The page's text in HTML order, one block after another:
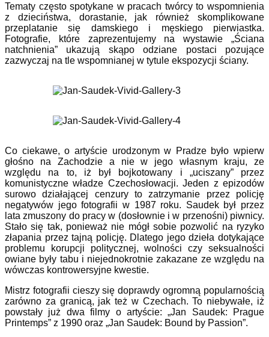
Tematy często spotykane w pracach twórcy to wspomnienia
z dzieciństwa, dorastanie, jak również skomplikowane
przeplatanie się damskiego i męskiego pierwiastka.
Fotografie, które zaprezentujemy na wystawie „Ściana
natchnienia” ukazują skąpo odziane postaci pozujące
zazwyczaj na tle wspomnianej w tytule ekspozycji ściany.
Co ciekawe, o artyście urodzonym w Pradze było wpierw
głośno na Zachodzie a nie w jego własnym kraju, ze
względu na to, iż był bojkotowany i „uciszany” przez
komunistyczne władze Czechosłowacji. Jeden z epizodów
surowo działającej cenzury to zatrzymanie przez policję
negatywów jego fotografii w 1987 roku. Saudek był przez
lata zmuszony do pracy w (dosłownie i w przenośni) piwnicy.
Stało się tak, ponieważ nie mógł sobie pozwolić na ryzyko
złapania przez tajną policję. Dlatego jego dzieła dotykające
problemu korupcji politycznej, wolności czy seksualności
owiane były tabu i niejednokrotnie zakazane ze względu na
wówczas kontrowersyjne kwestie.
Mistrz fotografii cieszy się doprawdy ogromną popularnością
zarówno za granicą, jak też w Czechach. To niebywałe, iż
powstały już dwa filmy o artyście: „Jan Saudek: Prague
Printemps” z 1990 oraz „Jan Saudek: Bound by Passion”.